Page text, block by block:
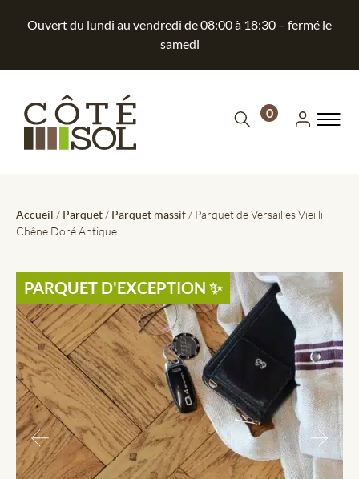
Ouvert du lundi au vendredi de 08:00 à 18:30 – fermé le
samedi
0
Accueil / Parquet / Parquet massif / Parquet de Versailles Vieilli
Chêne Doré Antique
PARQUET D'EXCEPTION​ ✨